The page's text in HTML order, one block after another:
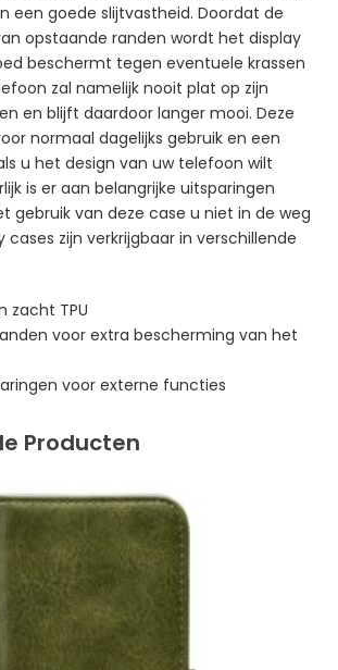
een goede slijtvastheid. Doordat de
opstaande randen wordt het display
beschermt tegen eventuele krassen
zal namelijk nooit plat op zijn
en blijft daardoor langer mooi. Deze
normaal dagelijks gebruik en een
u het design van uw telefoon wilt
is er aan belangrijke uitsparingen
gebruik van deze case u niet in de weg
cases zijn verkrijgbaar in verschillende
zacht TPU
voor extra bescherming van het
voor externe functies
Producten